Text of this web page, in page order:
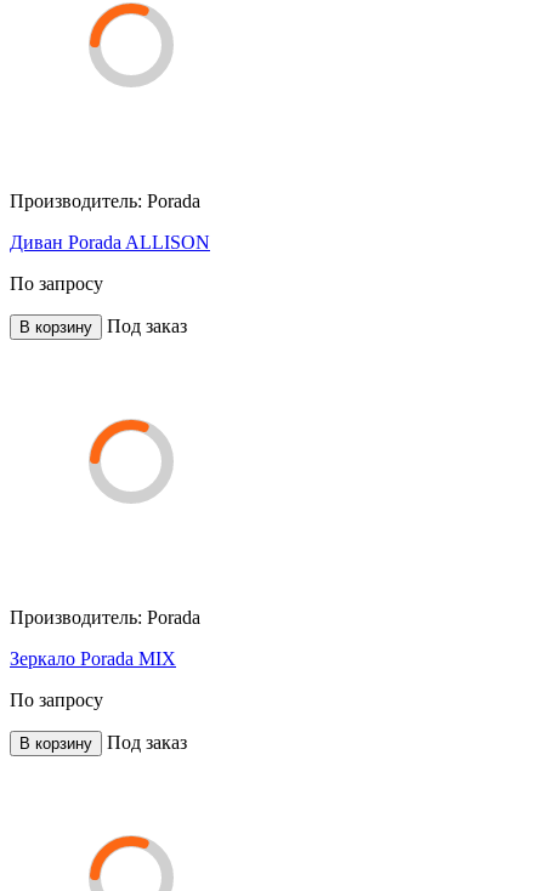
Производитель: Porada
Диван Porada ALLISON
По запросу
В корзину Под заказ
Производитель: Porada
Зеркало Porada MIX
По запросу
В корзину Под заказ